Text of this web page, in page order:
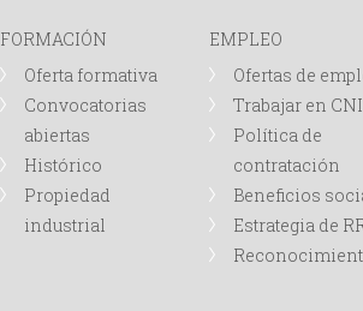
FORMACIÓN
Oferta formativa
Convocatorias
abiertas
Histórico
Propiedad
industrial
EMPLEO
Ofertas de
Trabajar en
Política de
contratación
Beneficios
Estrategia de